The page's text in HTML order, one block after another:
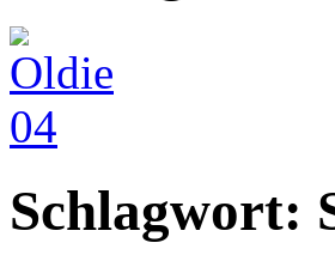
Schlagwort: